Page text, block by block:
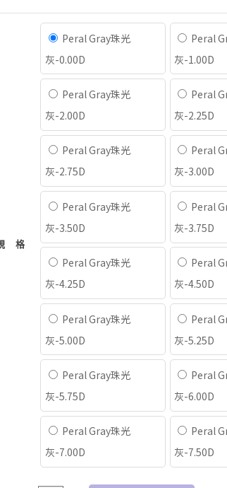
格
Peral Gray珠光
灰-0.00D
Peral
灰-1.00D
Peral Gray珠光
灰-2.00D
Peral
灰-2.25D
Peral Gray珠光
灰-2.75D
Peral
灰-3.00D
Peral Gray珠光
灰-3.50D
Peral
灰-3.75D
Peral Gray珠光
灰-4.25D
Peral
灰-4.50D
Peral Gray珠光
灰-5.00D
Peral
灰-5.25D
Peral Gray珠光
灰-5.75D
Peral
灰-6.00D
Peral Gray珠光
灰-7.00D
Peral
灰-7.50D